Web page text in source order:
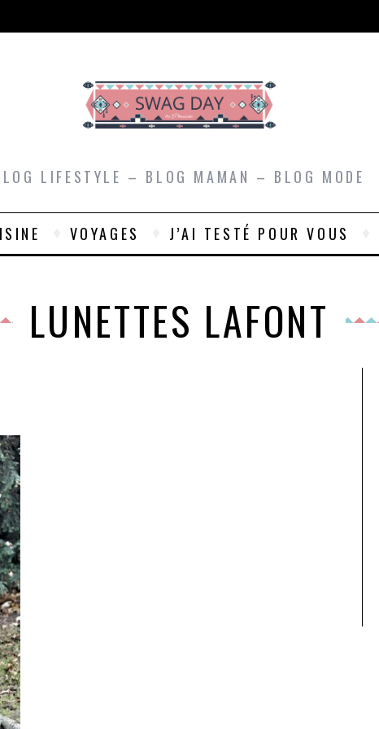
LIFESTYLE – BLOG MAMAN – BLOG MODE
VOYAGES J’AI TESTÉ POUR VOUS
LUNETTES LAFONT